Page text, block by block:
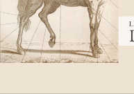
Cultivateurs, à
tous les
Cavaliers / NOËL
Casimir, 1851
Le
Cheval dompté